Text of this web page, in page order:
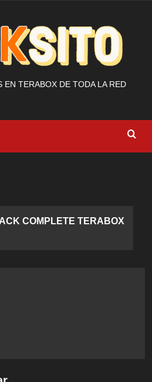
EN TERABOX DE TODA LA RED
COMPLETE TERABOX